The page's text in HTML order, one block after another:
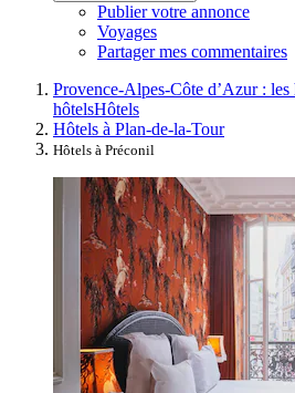
Publier votre annonce
Voyages
Partager mes commentaires
Provence-Alpes-Côte d’Azur : les
hôtelsHôtels
Hôtels à Plan-de-la-Tour
Hôtels à Préconil